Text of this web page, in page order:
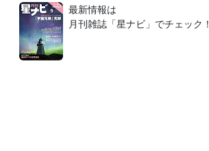
最新情報は
月刊雑誌「星ナビ」でチェック！